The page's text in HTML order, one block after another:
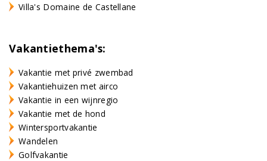
Villa's Domaine de Castellane
Vakantiethema's:
Vakantie met privé zwembad
Vakantiehuizen met airco
Vakantie in een wijnregio
Vakantie met de hond
Wintersportvakantie
Wandelen
Golfvakantie